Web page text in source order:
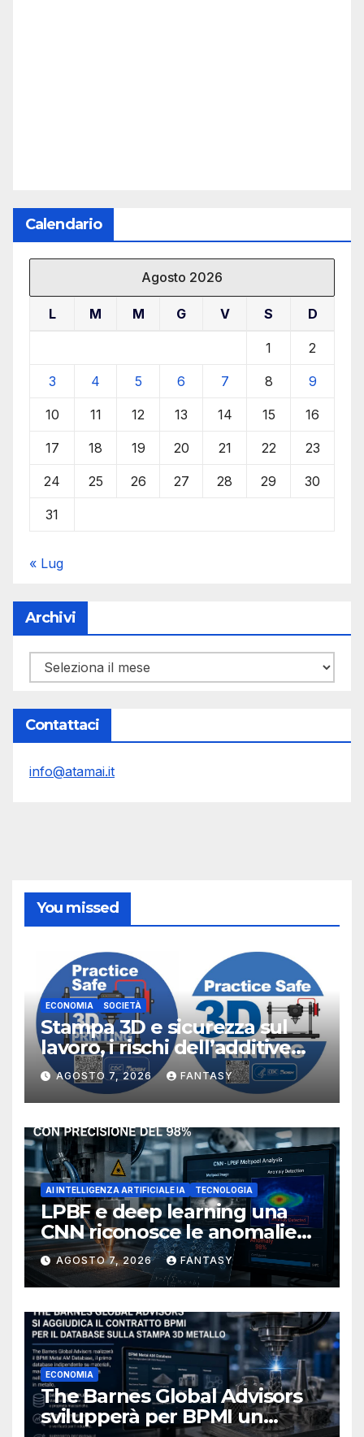
Calendario
Agosto 2026
L M M G V S D
1 2
3 4 5 6 7 8 9
10 11 12 13 14 15 16
17 18 19 20 21 22 23
24 25 26 27 28 29 30
31
« Lug
Archivi
Archivi
Contattaci
info@atamai.it
You missed
ECONOMIA SOCIETÀ
Stampa 3D e sicurezza sul
lavoro, i rischi dell’additive
manufacturing secondo
NIOSH
AGOSTO 7, 2026 FANTASY
AI INTELLIGENZA ARTIFICIALE IA TECNOLOGIA
LPBF e deep learning una
CNN riconosce le anomalie
del bagno di fusione
AGOSTO 7, 2026 FANTASY
ECONOMIA
The Barnes Global Advisors
svilupperà per BPMI un